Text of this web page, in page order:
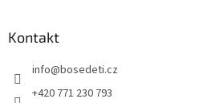
Kontakt
info@bosedeti.cz
+420 771 230 793